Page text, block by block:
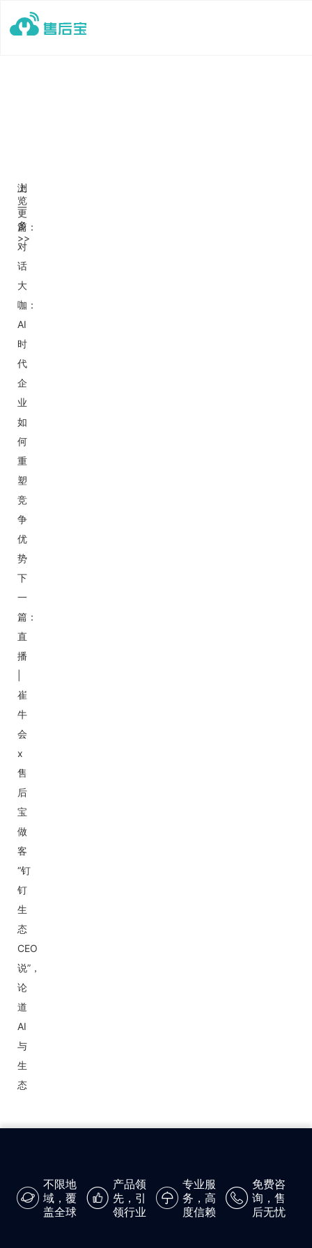
上
一
篇：
对
话
大
咖：
AI
时
代
企
业
如
何
重
塑
竞
争
优
势
下
一
篇：
直
播
崔
牛
会
x
售
后
宝
做
客
“钉
钉
生
态
CEO
说”，
论
道
AI
与
生
态
浏
览
更
多
>>
不限地
域，覆
盖全球
产品领
先，引
领行业
专业服
务，高
度信赖
免费咨
询，售
后无忧